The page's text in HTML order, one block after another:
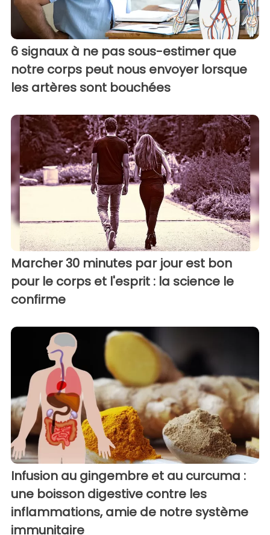
6 signaux à ne pas sous-estimer que
notre corps peut nous envoyer lorsque
les artères sont bouchées
Marcher 30 minutes par jour est bon
pour le corps et l'esprit : la science le
confirme
Infusion au gingembre et au curcuma :
une boisson digestive contre les
inflammations, amie de notre système
immunitaire